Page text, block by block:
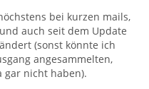
bei kurzen mails,
auch seit dem Update
(sonst könnte ich
angesammelten,
gar nicht haben).